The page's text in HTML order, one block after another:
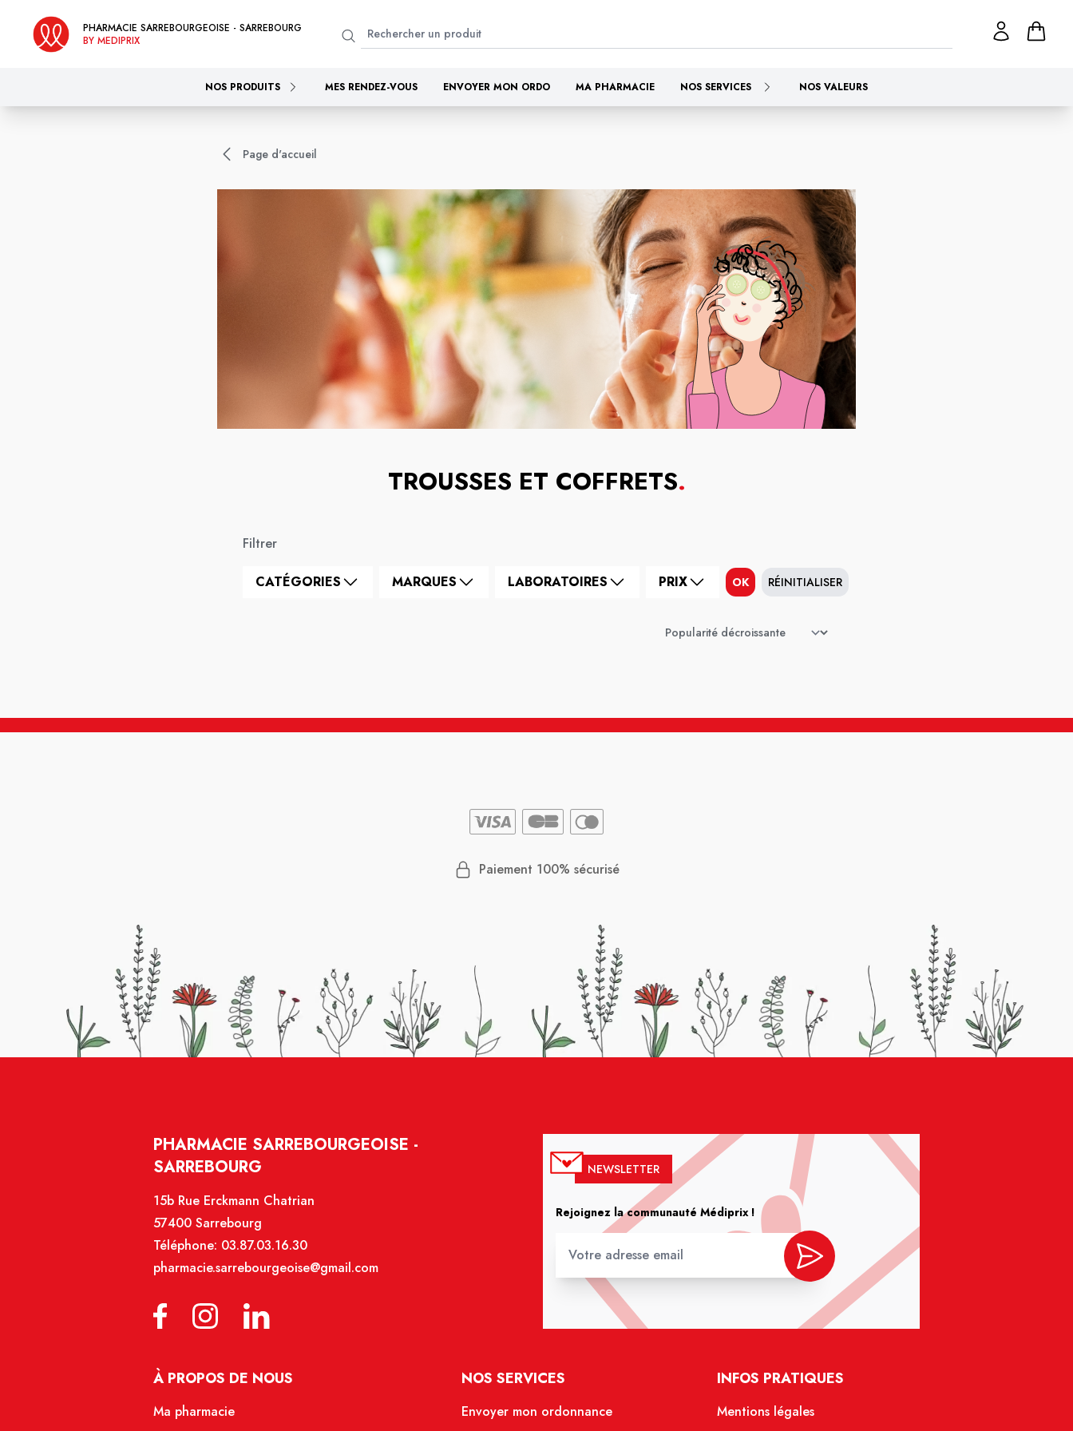
PHARMACIE SARREBOURGEOISE - SARREBOURG
BY MEDIPRIX
NOS PRODUITS MES RENDEZ-VOUS ENVOYER MON ORDO MA PHARMACIE NOS SERVICES NOS VALEURS
Page d'accueil
TROUSSES ET COFFRETS.
Filtrer
CATÉGORIES MARQUES LABORATOIRES PRIX OK RÉINITIALISER
Paiement 100% sécurisé
PHARMACIE SARREBOURGEOISE -
SARREBOURG
15b Rue Erckmann Chatrian
57400 Sarrebourg
Téléphone: 03.87.03.16.30
pharmacie.sarrebourgeoise@gmail.com
NEWSLETTER
Rejoignez la communauté Médiprix !
À PROPOS DE NOUS
Ma pharmacie
NOS SERVICES
Envoyer mon ordonnance
INFOS PRATIQUES
Mentions légales